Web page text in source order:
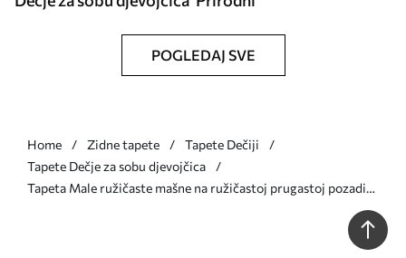
POGLEDAJ SVE
Home Zidne tapete
Tapete Dečiji
Tapete Dečje za sobu djevojčica
Tapeta Male ružičaste mašne na ružičastoj prugastoj pozadini